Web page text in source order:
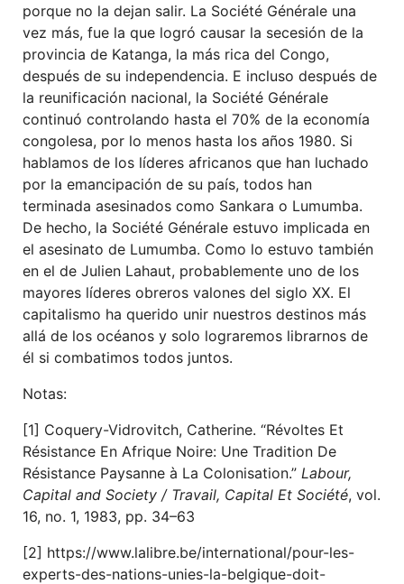
porque no la dejan salir. La Société Générale una
vez más, fue la que logró causar la secesión de la
provincia de Katanga, la más rica del Congo,
después de su independencia. E incluso después de
la reunificación nacional, la Société Générale
continuó controlando hasta el 70% de la economía
congolesa, por lo menos hasta los años 1980. Si
hablamos de los líderes africanos que han luchado
por la emancipación de su país, todos han
terminada asesinados como Sankara o Lumumba.
De hecho, la Société Générale estuvo implicada en
el asesinato de Lumumba. Como lo estuvo también
en el de Julien Lahaut, probablemente uno de los
mayores líderes obreros valones del siglo XX. El
capitalismo ha querido unir nuestros destinos más
allá de los océanos y solo lograremos librarnos de
él si combatimos todos juntos.
Notas:
[1] Coquery-Vidrovitch, Catherine. “Révoltes Et
Résistance En Afrique Noire: Une Tradition De
Résistance Paysanne à La Colonisation.” Labour,
Capital and Society / Travail, Capital Et Société, vol.
16, no. 1, 1983, pp. 34–63
[2] https://www.lalibre.be/international/pour-les-
experts-des-nations-unies-la-belgique-doit-